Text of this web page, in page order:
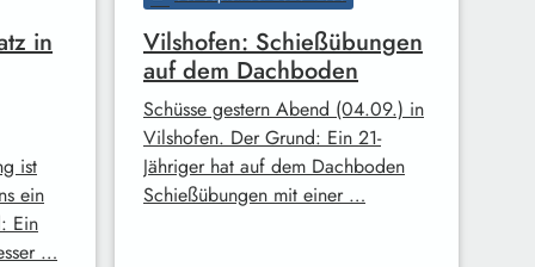
in
ist
ein
Ein
…
Vilshofen: Schießübungen
auf dem Dachboden
Schüsse gestern Abend (04.09.) in
Vilshofen. Der Grund: Ein 21-
Jähriger hat auf dem Dachboden
Schießübungen mit einer …